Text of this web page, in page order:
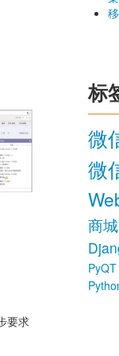
要求
标
微
微
商城
PyQT